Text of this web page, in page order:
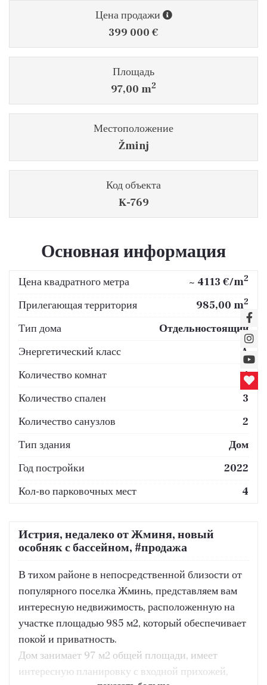
Цена продажи
399 000 €
Площадь
97,00 m2
Местоположение
Žminj
Код объекта
K-769
Основная информация
Цена квадратного метра ~ 4113 €/m2
Прилегающая территория 985,00 m2
Тип дома
Отдельностоящий
Энергетический класс
A
Количество комнат
4
Количество спален
3
Количество санузлов
2
Тип здания
Дом
Год постройки
2022
Кол-во парковочных мест
4
Истрия, недалеко от Жминя, новый
особняк с бассейном, #продажа
В тихом районе в непосредственной близости от
популярного поселка Жминь, представляем вам
интересную недвижимость, расположенную на
участке площадью 985 м2, который обеспечивает
покой и приватность.
Дом занимает 97 м2 общей площади, имеет
интересную планировку с входной прихожей,